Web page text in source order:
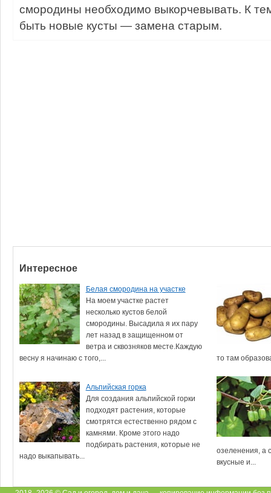
смородины необходимо выкорчевывать. К
быть новые кусты — замена старым.
Интересное
Белая смородина на участке
На моем участке растет
несколько кустов белой
смородины. Высадила я их пару
лет назад в защищенном от
ветра и сквозняков месте.Каждую
весну я начинаю с того,...
то там
Альпийская горка
Для создания альпийской горки
подходят растения, которые
смотрятся естественно рядом с
камнями. Кроме этого надо
подбирать растения, которые не
надо выкапывать...
озеленения, а
вкусные и...